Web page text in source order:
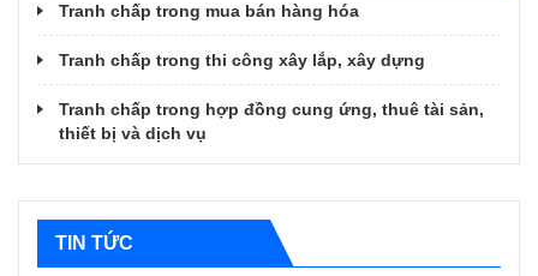
Tranh chấp trong mua bán hàng hóa
Tranh chấp trong thi công xây lắp, xây dựng
Tranh chấp trong hợp đồng cung ứng, thuê tài sản,
thiết bị và dịch vụ
TIN TỨC